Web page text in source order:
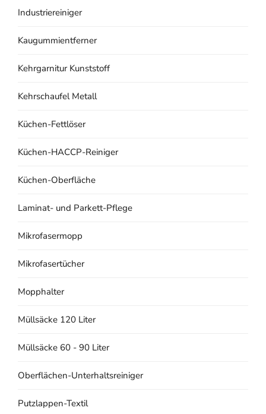
Industriereiniger
Kaugummientferner
Kehrgarnitur Kunststoff
Kehrschaufel Metall
Küchen-Fettlöser
Küchen-HACCP-Reiniger
Küchen-Oberfläche
Laminat- und Parkett-Pflege
Mikrofasermopp
Mikrofasertücher
Mopphalter
Müllsäcke 120 Liter
Müllsäcke 60 - 90 Liter
Oberflächen-Unterhaltsreiniger
Putzlappen-Textil